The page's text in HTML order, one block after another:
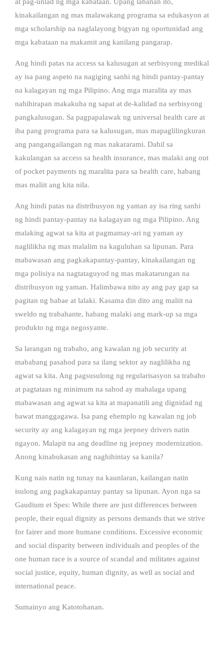
kinakailangan ng mas malawakang programa sa edukasyon at
mga scholarship na naglalayong bigyan ng oportunidad ang
mga kabataan na makamit ang kanilang pangarap.
Ang hindi patas na access sa kalusugan at serbisyong medikal
ay isa pang aspeto na nagiging sanhi ng hindi pantay-pantay
na kalagayan ng mga Pilipino. Ang mga maralita ay mas
nahihirapan makakuha ng sapat at de-kalidad na serbisyong
pangkalusugan. Sa pagpapalawak ng universal health care at
iba pang programa para sa kalusugan, mas mapaglilingkuran
ang pangangailangan ng mas nakararami. Dahil sa
kakulangan sa access sa health insurance, mas malaki ang out
of pocket payments ng maralita para sa health care, habang
mas maliit ang kita nila.
Ang hindi patas na distribusyon ng yaman ay isa ring sanhi
ng hindi pantay-pantay na kalagayan ng mga Pilipino. Ang
malaking agwat sa kita at pagmamay-ari ng yaman ay
naglilikha ng mas malalim na kaguluhan sa lipunan. Para
mabawasan ang pagkakapantay-pantay, kinakailangan ng
mga polisiya na nagtataguyod ng mas makatarungan na
distribusyon ng yaman. Halimbawa nito ay ang pay gap sa
pagitan ng babae at lalaki. Kasama din dito ang maliit na
sweldo ng trabahante, habang malaki ang mark-up sa mga
produkto ng mga negosyante.
Sa larangan ng trabaho, ang kawalan ng job security at
mababang pasahod para sa ilang sektor ay naglilikha ng
agwat sa kita. Ang pagsusulong ng regularisasyon sa trabaho
at pagtataas ng minimum na sahod ay mahalaga upang
mabawasan ang agwat sa kita at mapanatili ang dignidad ng
bawat manggagawa. Isa pang ehemplo ng kawalan ng job
security ay ang kalagayan ng mga jeepney drivers natin
ngayon. Malapit na ang deadline ng jeepney modernization.
Anong kinabukasan ang naghihintay sa kanila?
Kung nais natin ng tunay na kaunlaran, kailangan natin
isulong ang pagkakapantay pantay sa lipunan. Ayon nga sa
Gaudium et Spes: While there are just differences between
people, their equal dignity as persons demands that we strive
for fairer and more humane conditions. Excessive economic
and social disparity between individuals and peoples of the
one human race is a source of scandal and militates against
social justice, equity, human dignity, as well as social and
international peace.
Sumainyo ang Katotohanan.